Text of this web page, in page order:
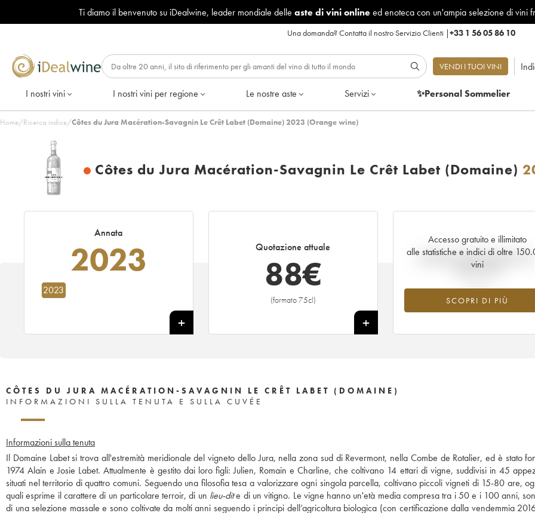
Ti diamo il benvenuto su iDealwine, leader mondiale delle aste di vini onlineed enoteca con un'ampia selezione di vini
Una domanda?Contatta il nostro Servizio Clienti |+33 1 56 05 86 10
VENDI I TUOI VINI
I nostri vini I nostri vini per regione Le nostre aste Servizi ✨Personal Sommelier
Home/Ricerca indice/Côtes du Jura Macération-Savagnin Le Crêt Labet (Domaine) 2023 (Orange wine)
Côtes du Jura Macération-Savagnin Le Crêt Labet (Domaine)
Annata
2023
2023
Quotazione attuale
88€
(formato 75cl)
+
Accesso gratuito e illimitato
alle statistiche e indici di oltre
vini
SCOPRI DI PIÙ
Andamento della quotazione
tempo reale
CÔTES DU JURA MACÉRATION-SAVAGNIN LE CRÊT LABET (DOMAINE)
INFORMAZIONI SULLA TENUTA E SULLA CUVÉE
Informazioni sulla tenuta
Il Domaine Labet si trova all'estremità meridionale del vigneto dello Jura, nella zona sud di Revermont, nella Combe de Rotalier, ed è stato
1974 Alain e Josie Labet. Attualmente è gestito dai loro figli: Julien, Romain e Charline, che coltivano 14 ettari di vigne, suddivisi in 45
situati nel territorio di quattro comuni. Seguendo una filosofia tesa a valorizzare ogni singola parcella, coltivano piccoli vigneti di 15-80 are,
quali esprime il carattere di un particolare terroir, di un lieu-dite di un vitigno. Le vigne hanno un'età media compresa tra i 50 e i 100 anni,
di una selezione massale e sono coltivate da molti anni seguendo i principi dell’agricoltura biologica (con certificazione dalla vendemmia